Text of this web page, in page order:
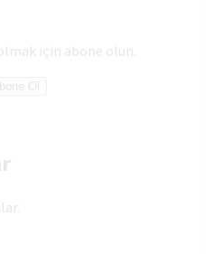
için abone olun.
Ol